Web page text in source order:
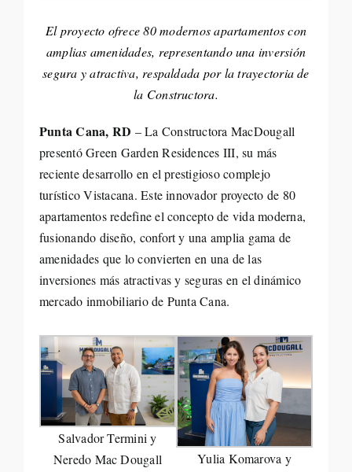
Search
for:
El proyecto ofrece 80 modernos apartamentos con
amplias amenidades, representando una inversión
segura y atractiva, respaldada por la trayectoria de
la Constructora.
Punta Cana, RD – La Constructora MacDougall
presentó Green Garden Residences III, su más
reciente desarrollo en el prestigioso complejo
turístico Vistacana. Este innovador proyecto de 80
apartamentos redefine el concepto de vida moderna,
fusionando diseño, confort y una amplia gama de
amenidades que lo convierten en una de las
inversiones más atractivas y seguras en el dinámico
mercado inmobiliario de Punta Cana.
Salvador Termini y
Neredo Mac Dougall
Yulia Komarova y